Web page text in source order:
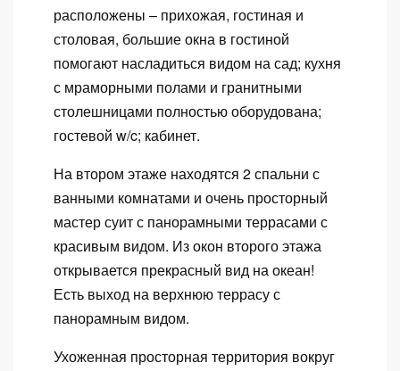
расположены – прихожая, гостиная и
столовая, большие окна в гостиной
помогают насладиться видом на сад; кухня
с мраморными полами и гранитными
столешницами полностью оборудована;
гостевой w/c; кабинет.
На втором этаже находятся 2 спальни с
ванными комнатами и очень просторный
мастер суит с панорамными террасами с
красивым видом. Из окон второго этажа
открывается прекрасный вид на океан!
Есть выход на верхнюю террасу с
панорамным видом.
Ухоженная просторная территория вокруг